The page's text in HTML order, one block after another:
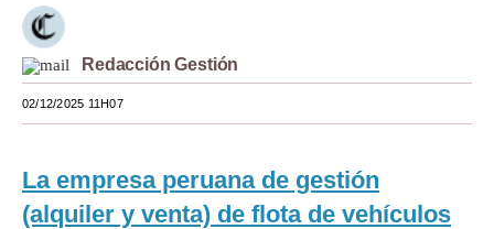
Moda
Estilos
Mundo
México
Redacción Gestión
02/12/2025 11H07
La empresa peruana de gestión
(alquiler y venta) de flota de vehículos